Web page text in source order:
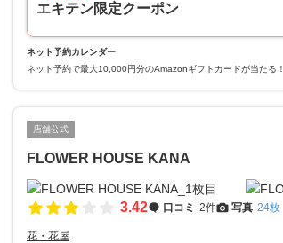
エキテン限定クーポン
ネット予約カレンダー
ネット予約で最大10,000円分のAmazonギフトカードが当たる！
店舗公式
FLOWER HOUSE KANA
3.42 口コミ 2件 写真 24枚
花・花屋